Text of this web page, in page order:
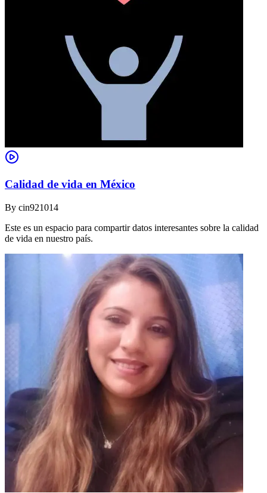
Calidad de vida en México
By cin921014
Este es un espacio para compartir datos interesantes sobre la calidad
de vida en nuestro país.